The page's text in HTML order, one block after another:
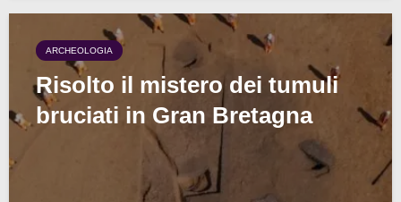
ARCHEOLOGIA
Risolto il mistero dei tumuli
bruciati in Gran Bretagna